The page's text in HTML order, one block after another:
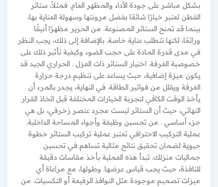
بشكل مباشر على جودة الأداء والمظهر العام. فمثلاً، ستائر
القطن تعتبر خيارًا شائعًا بفضل مرونتها وسهولة العناية بها،
بينما قد تمنح الستائر المصنوعة. من الحرير مظهرًا أنيقًا
ورائعًا، لكنها تتطلب عناية خاصة. بالإضافة إلى ذلك، يجب النظر
في مدى قدرة المادة على حجب الضوء وكيفية تأثير ذلك على
خصوصية الغرفة. اختيار الستائر ذات العزل . الحراري الجيد قد
يكون ميزة إضافية، حيث يساعد على تنظيم درجة حرارة
الغرفة ويقلل من فواتير الطاقة. في النهاية، يجدر بالمرء أن
يأخذ الوقت الكافي لتجربة الخيارات المختلفة قبل اتخاذ القرار
النهائي، حيث أن الستائر ليست مجرد عنصر زخرفي، بل هي
جزء أساسي . من تحسين وظيفة وأجواء المساحة الداخلية.
عملية التركيب الاحترافي تعتبر عملية تركيب الستائر خطوة
حيوية لضمان تحقيق نتائج مثالية تساهم في تحسين
جماليات منزلك. تبدأ هذه العملية بأخذ مقاسات دقيقة
للنافذة، حيث يجب قياس عرضها. وطولها، مع مراعاة أي
ميزات تصميم موجودة مثل النوافذ الرفيعة أو التكسيات. من